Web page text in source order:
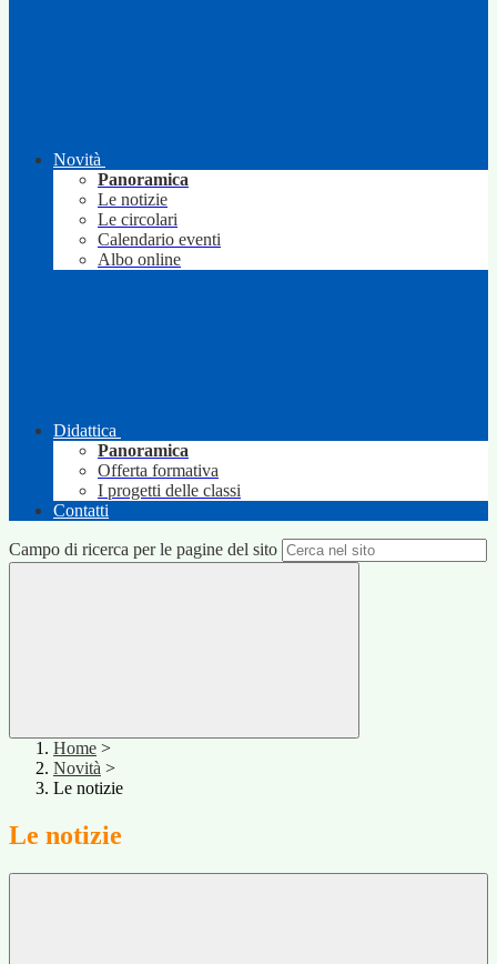
Novità
Panoramica
Le notizie
Le circolari
Calendario eventi
Albo online
Didattica
Panoramica
Offerta formativa
I progetti delle classi
Contatti
Campo di ricerca per le pagine del sito
Home >
Novità >
Le notizie
Le notizie